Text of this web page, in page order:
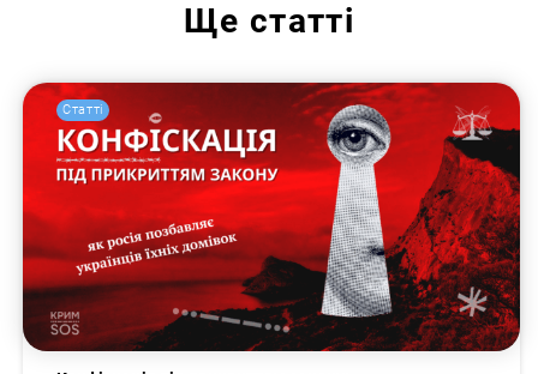
Ще статті
Статті